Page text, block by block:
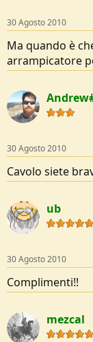
30 Agosto 2010
Ma quando è
arrampicatore
30 Agosto 2010
Cavolo siete
ub
30 Agosto 2010
Complimenti!!
mezcal